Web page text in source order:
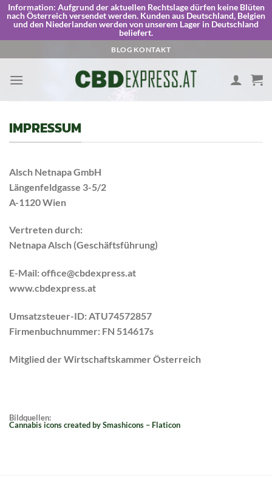
Information: Aufgrund der aktuellen Rechtslage dürfen keine Blüten
nach Österreich versendet werden. Kunden aus Deutschland, Belgien
und den Niederlanden werden von unserem Lager in Deutschland
beliefert.
to
content
BLOG KONTAKT
IMPRESSUM
Alsch Netnapa GmbH
Längenfeldgasse 3-5/2
A-1120 Wien
Vertreten durch:
Netnapa Alsch (Geschäftsführung)
E-Mail:office@cbdexpress.at
www.cbdexpress.at
Umsatzsteuer-ID:ATU74572857
Firmenbuchnummer: FN 514617s
Mitglied der Wirtschaftskammer Österreich
Bildquellen:
Cannabis icons created by Smashicons – Flaticon